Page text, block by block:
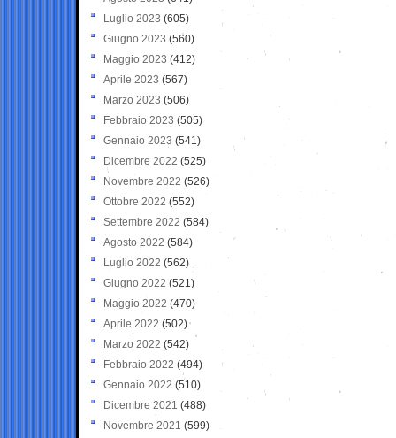
Luglio 2023 (605)
Giugno 2023 (560)
Maggio 2023 (412)
Aprile 2023 (567)
Marzo 2023 (506)
Febbraio 2023 (505)
Gennaio 2023 (541)
Dicembre 2022 (525)
Novembre 2022 (526)
Ottobre 2022 (552)
Settembre 2022 (584)
Agosto 2022 (584)
Luglio 2022 (562)
Giugno 2022 (521)
Maggio 2022 (470)
Aprile 2022 (502)
Marzo 2022 (542)
Febbraio 2022 (494)
Gennaio 2022 (510)
Dicembre 2021 (488)
Novembre 2021 (599)